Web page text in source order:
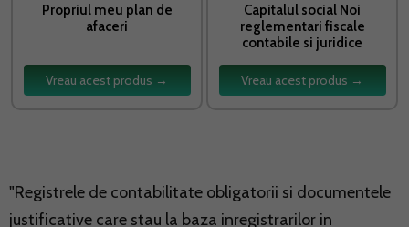
Propriul meu plan de
afaceri
Vreau acest produs →
Capitalul social Noi
reglementari fiscale
contabile si juridice
Vreau acest produs →
"Registrele de contabilitate obligatorii si documentele
justificative care stau la baza inregistrarilor in